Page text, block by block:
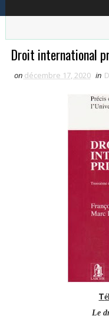
Droit international
on décembre 17, 2020 in
T
Le